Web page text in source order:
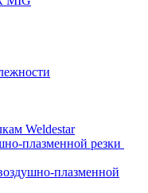
Weldestar
плазменной резки
плазменной